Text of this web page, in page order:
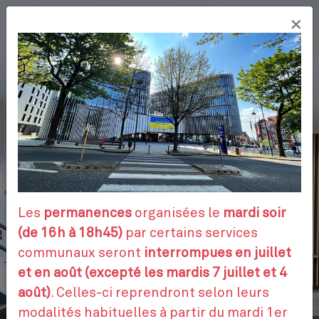
Aller
contenu
principal
VOS DÉMARCHES
RENDEZ-VOUS
CONTACTEZ-NOUS
FR
×
Les permanences organisées le mardi soir
(de 16h à 18h45) par certains services
communaux seront interrompues en juillet
et en août (excepté les mardis 7 juillet et 4
août). Celles-ci reprendront selon leurs
modalités habituelles à partir du mardi 1er